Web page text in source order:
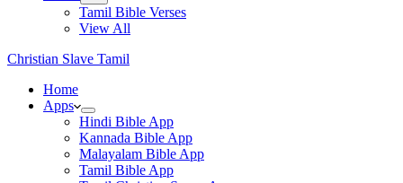
Tamil Bible Verses
View All
Christian Slave Tamil
Home
Apps
Hindi Bible App
Kannada Bible App
Malayalam Bible App
Tamil Bible App